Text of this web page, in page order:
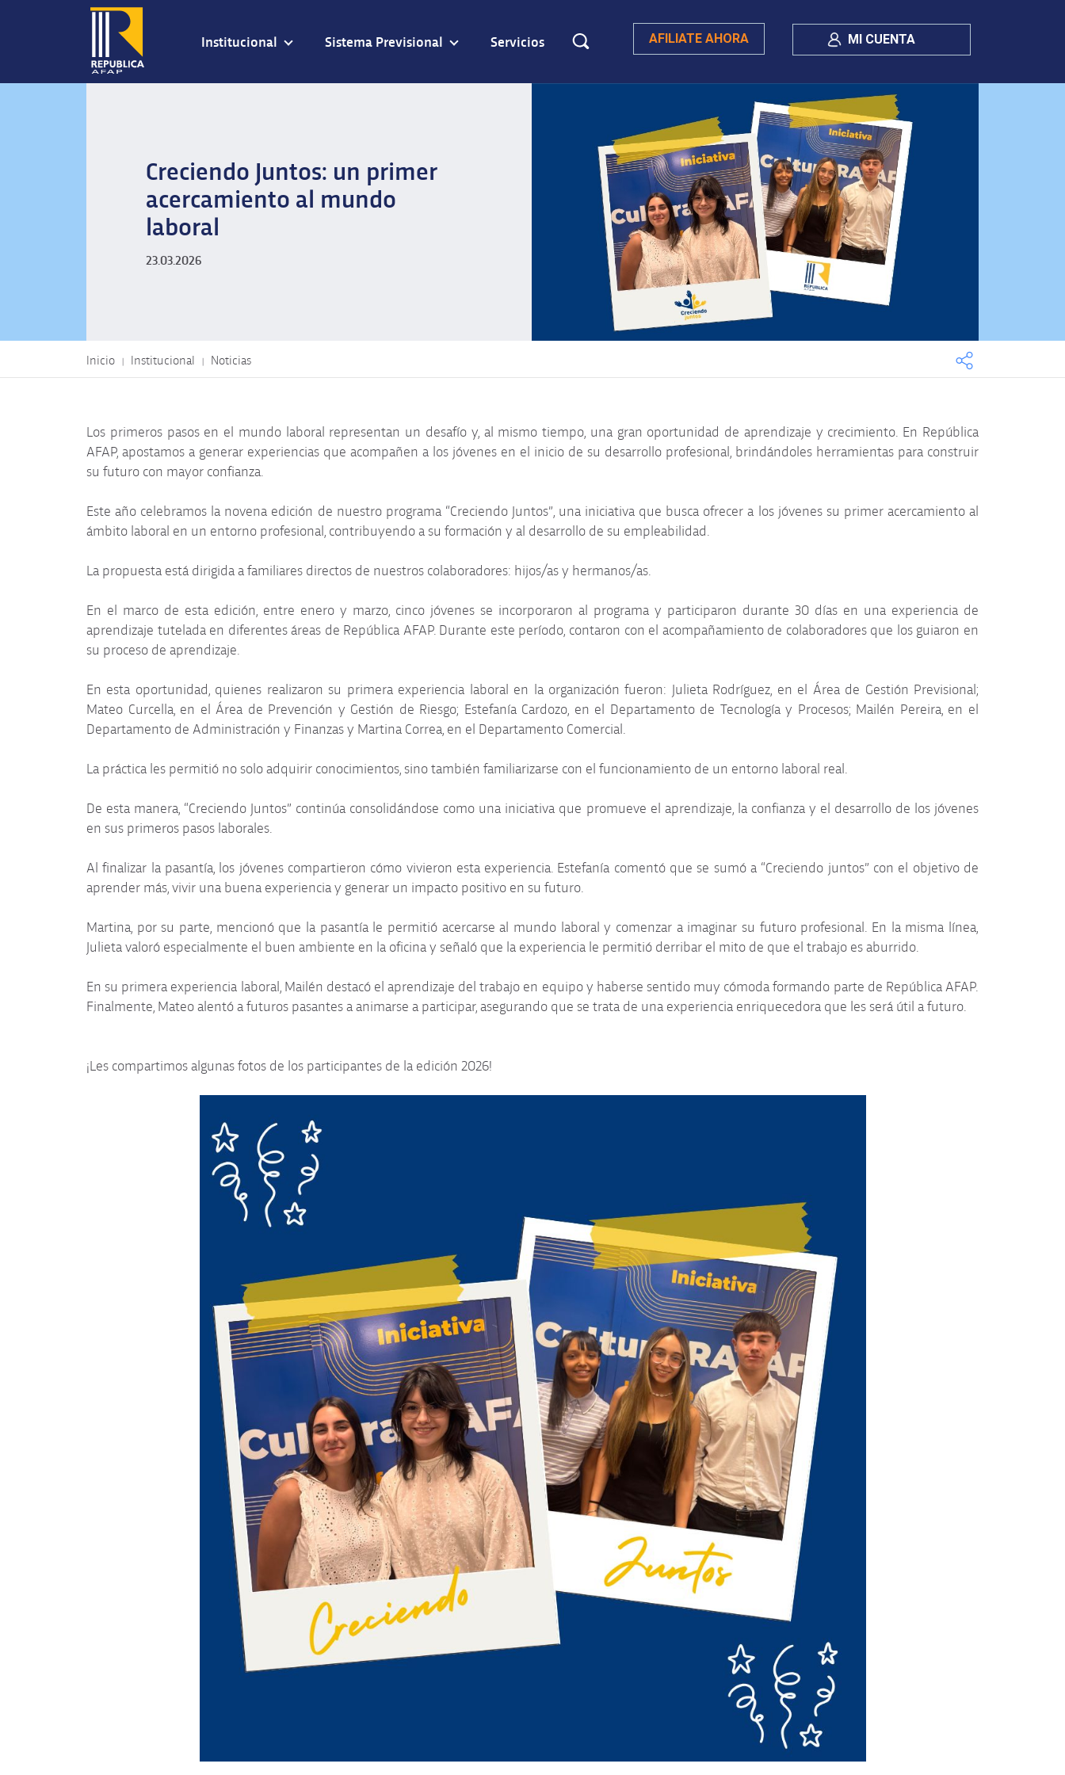
Institucional Sistema Previsional Servicios AFILIATE AHORA MI CUENTA
Creciendo Juntos: un primer
acercamiento al mundo
laboral
23.03.2026
Inicio | Institucional | Noticias
Los primeros pasos en el mundo laboral representan un desafío y, al mismo tiempo, una gran oportunidad de aprendizaje y crecimiento. En República
AFAP, apostamos a generar experiencias que acompañen a los jóvenes en el inicio de su desarrollo profesional, brindándoles herramientas para construir
su futuro con mayor confianza.
Este año celebramos la novena edición de nuestro programa “Creciendo Juntos”, una iniciativa que busca ofrecer a los jóvenes su primer acercamiento al
ámbito laboral en un entorno profesional, contribuyendo a su formación y al desarrollo de su empleabilidad.
La propuesta está dirigida a familiares directos de nuestros colaboradores: hijos/as y hermanos/as.
En el marco de esta edición, entre enero y marzo, cinco jóvenes se incorporaron al programa y participaron durante 30 días en una experiencia de
aprendizaje tutelada en diferentes áreas de República AFAP. Durante este período, contaron con el acompañamiento de colaboradores que los guiaron en
su proceso de aprendizaje.
En esta oportunidad, quienes realizaron su primera experiencia laboral en la organización fueron: Julieta Rodríguez, en el Área de Gestión Previsional;
Mateo Curcella, en el Área de Prevención y Gestión de Riesgo; Estefanía Cardozo, en el Departamento de Tecnología y Procesos; Mailén Pereira, en el
Departamento de Administración y Finanzas y Martina Correa, en el Departamento Comercial.
La práctica les permitió no solo adquirir conocimientos, sino también familiarizarse con el funcionamiento de un entorno laboral real.
De esta manera, “Creciendo Juntos” continúa consolidándose como una iniciativa que promueve el aprendizaje, la confianza y el desarrollo de los jóvenes
en sus primeros pasos laborales.
Al finalizar la pasantía, los jóvenes compartieron cómo vivieron esta experiencia. Estefanía comentó que se sumó a “Creciendo juntos” con el objetivo de
aprender más, vivir una buena experiencia y generar un impacto positivo en su futuro.
Martina, por su parte, mencionó que la pasantía le permitió acercarse al mundo laboral y comenzar a imaginar su futuro profesional. En la misma línea,
Julieta valoró especialmente el buen ambiente en la oficina y señaló que la experiencia le permitió derribar el mito de que el trabajo es aburrido.
En su primera experiencia laboral, Mailén destacó el aprendizaje del trabajo en equipo y haberse sentido muy cómoda formando parte de República AFAP.
Finalmente, Mateo alentó a futuros pasantes a animarse a participar, asegurando que se trata de una experiencia enriquecedora que les será útil a futuro.
¡Les compartimos algunas fotos de los participantes de la edición 2026!